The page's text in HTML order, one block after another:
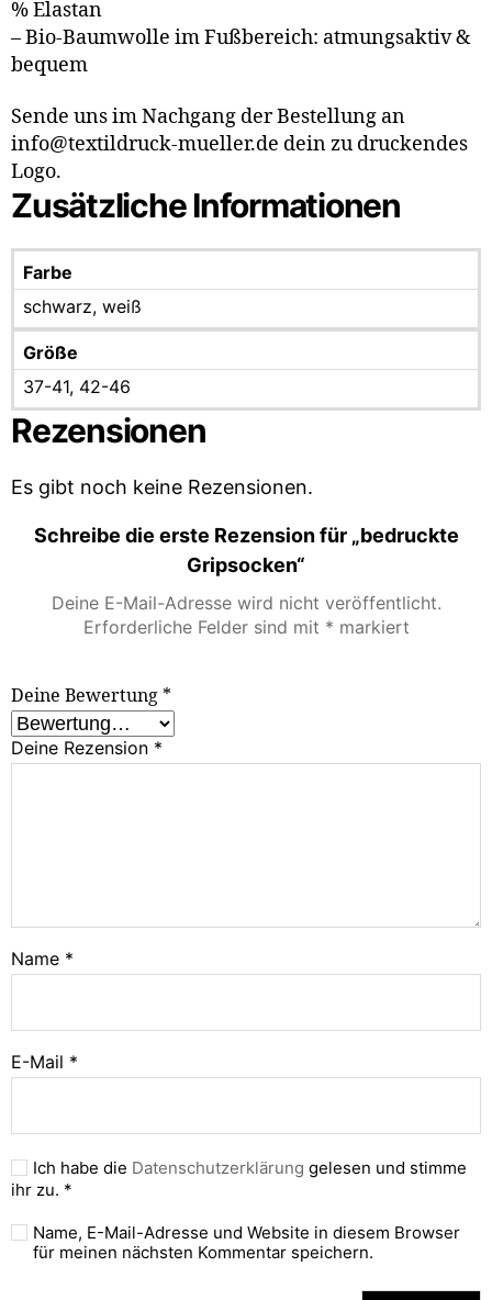
% Elastan
– Bio-Baumwolle im Fußbereich: atmungsaktiv &
bequem
Sende uns im Nachgang der Bestellung an
info@textildruck-mueller.de dein zu druckendes
Logo.
Zusätzliche Informationen
Farbe
schwarz, weiß
Größe
37-41, 42-46
Rezensionen
Es gibt noch keine Rezensionen.
Schreibe die erste Rezension für „bedruckte
Gripsocken“
Deine E-Mail-Adresse wird nicht veröffentlicht.
Erforderliche Felder sind mit * markiert
Deine Bewertung *
Deine Rezension *
Name *
E-Mail *
Ich habe die Datenschutzerklärung gelesen und stimme
ihr zu. *
Name, E-Mail-Adresse und Website in diesem Browser
für meinen nächsten Kommentar speichern.